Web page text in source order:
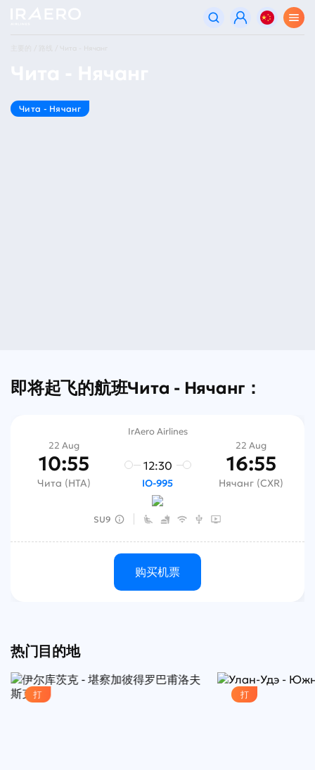
路线 Чита - Нячанг
Чита - Нячанг
即将起飞的航班Чита - Нячанг：
IrAero Airlines
22 Aug
10:55
Чита (HTA)
12:30
IO-995
22 Aug
16:55
Нячанг (CXR)
SU9
购买机票
热门目的地
打 打